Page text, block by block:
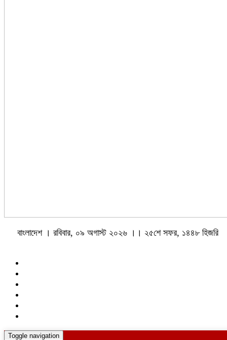
বাংলাদেশ । রবিবার, ০৯ অগাস্ট ২০২৬ ।। ২৫শে সফর, ১৪৪৮ হিজরি
Toggle navigation